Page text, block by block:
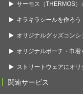
サーモス（THERMOS）
キラキラシールを作ろう
オリジナルグッズコンシ
オリジナルポーチ・巾着
ストリートウェアにオリ
関連サービス